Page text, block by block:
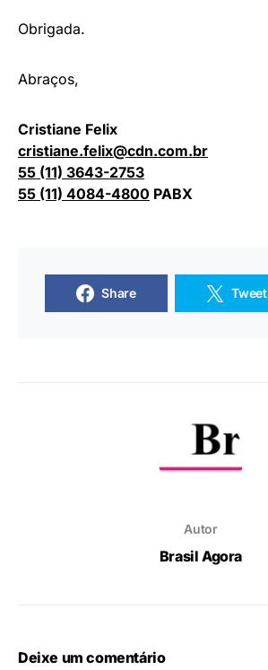
Obrigada.
Abraços,
Cristiane Felix
cristiane.felix@cdn.com.br
55 (11) 3643-2753
55 (11) 4084-4800 PABX
Share Tweet
Autor
Brasil Agora
Deixe um comentário